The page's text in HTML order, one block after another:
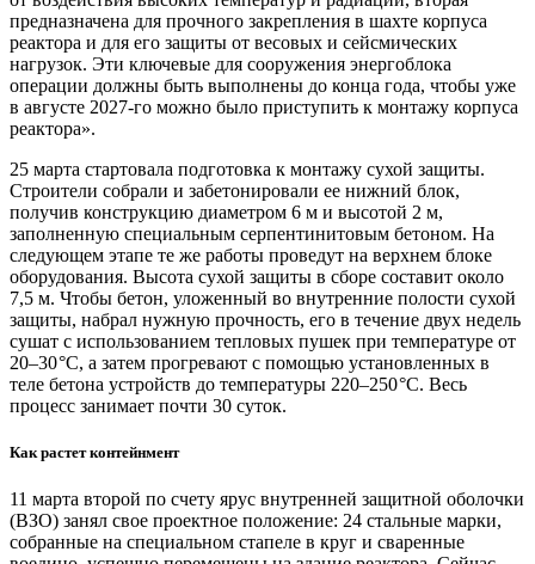
предназначена для прочного закрепления в шахте корпуса
реактора и для его защиты от весовых и сейсмических
нагрузок. Эти ключевые для сооружения энергоблока
операции должны быть выполнены до конца года, чтобы уже
в августе 2027‑го можно было приступить к монтажу корпуса
реактора».
25 марта стартовала подготовка к монтажу сухой защиты.
Строители собрали и забетонировали ее нижний блок,
получив конструкцию диаметром 6 м и высотой 2 м,
заполненную специальным серпентинитовым бетоном. На
следующем этапе те же работы проведут на верхнем блоке
оборудования. Высота сухой защиты в сборе составит около
7,5 м. Чтобы бетон, уложенный во внутренние полости сухой
защиты, набрал нужную прочность, его в течение двух недель
сушат с использованием тепловых пушек при температуре от
20–30 °C, а затем прогревают с помощью установленных в
теле бетона устройств до температуры 220–250 °C. Весь
процесс занимает почти 30 суток.
Как растет контейнмент
11 марта второй по счету ярус внутренней защитной оболочки
(ВЗО) занял свое проектное положение: 24 стальные марки,
собранные на специальном стапеле в круг и сваренные